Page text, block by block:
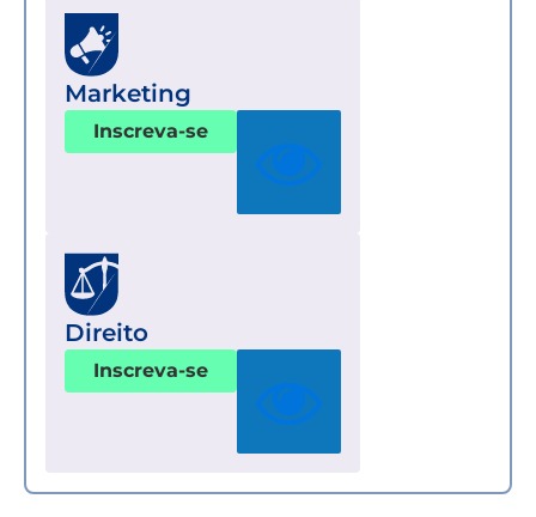
Marketing
Inscreva-se
Direito
Inscreva-se